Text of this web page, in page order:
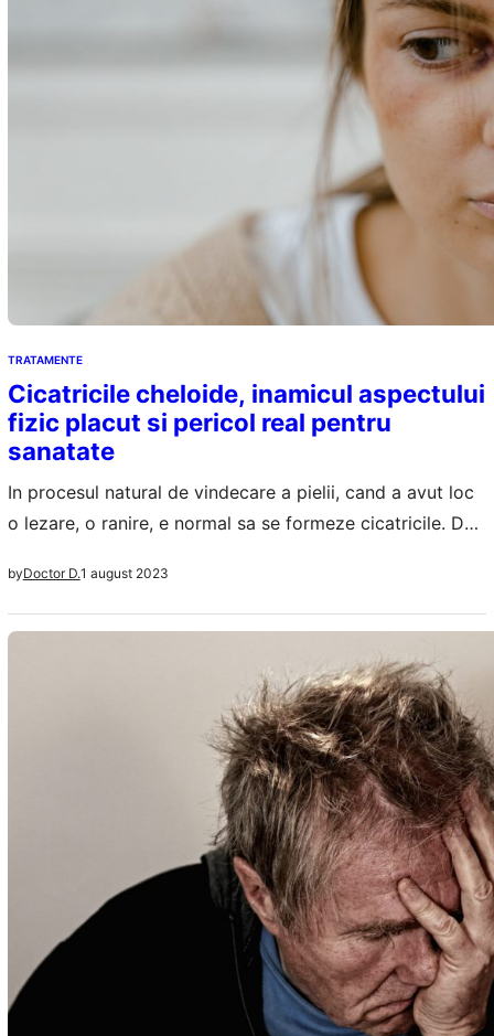
TRATAMENTE
Cicatricile cheloide, inamicul aspectului
fizic placut si pericol real pentru
sanatate
In procesul natural de vindecare a pielii, cand a avut loc
o lezare, o ranire, e normal sa se formeze cicatricile. De
tratamente, sunt unele superficiale, insa la anumiti
pacienti acestea devin mult mai mari si contribuie la
byDoctor D.1 august 2023